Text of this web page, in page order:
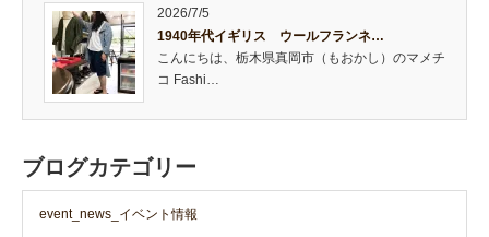
2026/7/5
1940年代イギリス ウールフランネ…
こんにちは、栃木県真岡市（もおかし）のマメチ
コ Fashi…
ブログカテゴリー
event_news_イベント情報